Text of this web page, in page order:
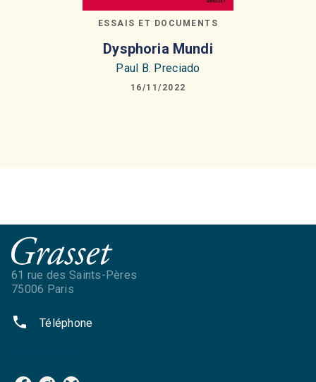
ESSAIS ET DOCUMENTS
Dysphoria Mundi
Paul B. Preciado
16/11/2022
61 rue des Saints-Pères
75006 Paris
phone Téléphone